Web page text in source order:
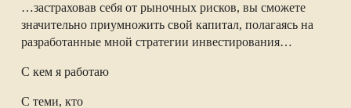
…застраховав себя от рыночных рисков, вы сможете
значительно приумножить свой капитал, полагаясь на
разработанные мной стратегии инвестирования…
С кем я работаю
С теми, кто